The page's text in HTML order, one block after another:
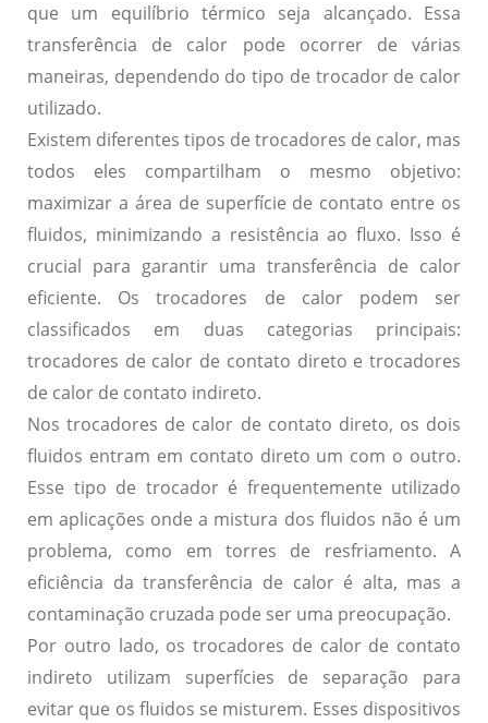
que um equilíbrio térmico seja alcançado. Essa
transferência de calor pode ocorrer de várias
maneiras, dependendo do tipo de trocador de calor
utilizado.
Existem diferentes tipos de trocadores de calor, mas
todos eles compartilham o mesmo objetivo:
maximizar a área de superfície de contato entre os
fluidos, minimizando a resistência ao fluxo. Isso é
crucial para garantir uma transferência de calor
eficiente. Os trocadores de calor podem ser
classificados em duas categorias principais:
trocadores de calor de contato direto e trocadores
de calor de contato indireto.
Nos trocadores de calor de contato direto, os dois
fluidos entram em contato direto um com o outro.
Esse tipo de trocador é frequentemente utilizado
em aplicações onde a mistura dos fluidos não é um
problema, como em torres de resfriamento. A
eficiência da transferência de calor é alta, mas a
contaminação cruzada pode ser uma preocupação.
Por outro lado, os trocadores de calor de contato
indireto utilizam superfícies de separação para
evitar que os fluidos se misturem. Esses dispositivos